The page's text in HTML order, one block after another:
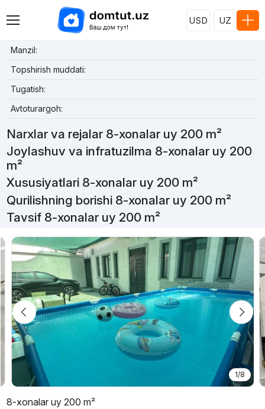
USD UZ
Manzil:
Topshirish muddati:
Tugatish:
Avtoturargoh:
Narxlar va rejalar 8-xonalar uy 200 m²
Joylashuv va infratuzilma 8-xonalar uy 200
m²
Xususiyatlari 8-xonalar uy 200 m²
Qurilishning borishi 8-xonalar uy 200 m²
Tavsif 8-xonalar uy 200 m²
1/8
8-xonalar uy 200 m²